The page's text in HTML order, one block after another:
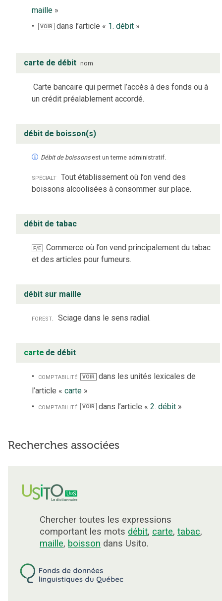
maille »
VOIR dans l’article « 1. débit »
carte de débit nom
Carte bancaire qui permet l’accès à des fonds ou à
un crédit préalablement accordé.
débit de boisson(s)
Débit de boissonsest un terme administratif.
spécialt Tout établissement où l’on vend des
boissons alcoolisées à consommer sur place.
débit de tabac
F/E
Commerce où l’on vend principalement du tabac
et des articles pour fumeurs.
débit sur maille
forest. Sciage dans le sens radial.
carte de débit
comptabilité VOIR dans les unités lexicales de
l’article « carte »
comptabilité
VOIR dans l’article « 2. débit»
Recherches associées
Chercher toutes les expressions
comportant les mots débit, carte, tabac,
maille, boisson dans Usito.